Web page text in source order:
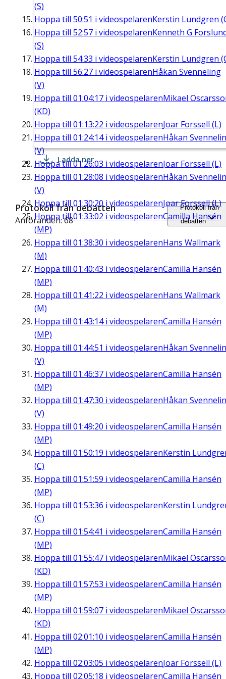
(S)
Hoppa till 50:51 i videospelarenKerstin Lundgren
Hoppa till 52:57 i videospelarenKenneth G
(S)
Hoppa till 54:33 i videospelarenKerstin Lundgren
Hoppa till 56:27 i videospelarenHåkan Svenneling
(V)
Hoppa till 01:04:17 i videospelarenMikael
(KD)
Hoppa till 01:13:22 i videospelarenJoar Forssell (L)
Hoppa till 01:24:14i videospelarenHåkan
(V)
Hoppa till01:26:03 i videospelarenJoar Forssell (L)
Hoppa till 01:28:08 i videospelarenHåkan
(V)
Hoppa till 01:30:20 i videospelarenJoar Forssell (L)
Hoppa till01:33:02 i videospelarenCamilla Hansén
(MP)
Hoppa till 01:38:30 i videospelarenHans Wallmark
(M)
Hoppa till 01:40:43 i videospelarenCamilla Hansén
(MP)
Hoppa till 01:41:22 i videospelarenHans Wallmark
(M)
Hoppa till 01:43:14i videospelarenCamilla Hansén
(MP)
Hoppa till 01:44:51 i videospelarenHåkan
(V)
Hoppa till 01:46:37 i videospelarenCamilla Hansén
(MP)
Hoppa till 01:47:30 i videospelarenHåkan
(V)
Hoppa till 01:49:20 i videospelarenCamilla Hansén
(MP)
Hoppa till 01:50:19 i videospelarenKerstin
(C)
Hoppa till 01:51:59 i videospelarenCamilla Hansén
(MP)
Hoppa till 01:53:36 i videospelarenKerstin
(C)
Hoppa till 01:54:41 i videospelarenCamilla Hansén
(MP)
Hoppa till 01:55:47 i videospelarenMikael
(KD)
Hoppa till 01:57:53 i videospelarenCamilla Hansén
(MP)
Hoppa till 01:59:07 i videospelarenMikael
(KD)
Hoppa till 02:01:10 i videospelarenCamilla Hansén
(MP)
Hoppa till 02:03:05 i videospelarenJoar Forssell (L)
Hoppa till 02:05:18 i videospelarenCamilla Hansén
Ladda ner
Protokoll från debatten
Anföranden: 68
Protokoll från
debatten